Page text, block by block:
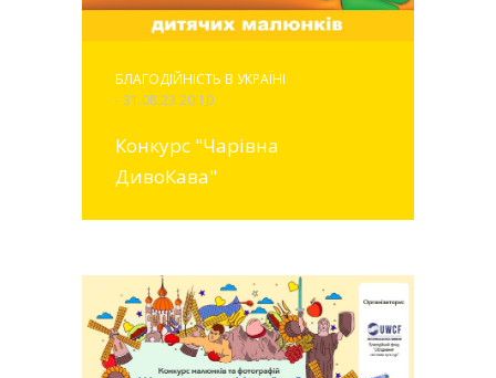
БЛАГОДІЙНІСТЬ В УКРАЇНІ
- 31.08.23 20:10
Конкурс "Чарівна
ДивоКава"